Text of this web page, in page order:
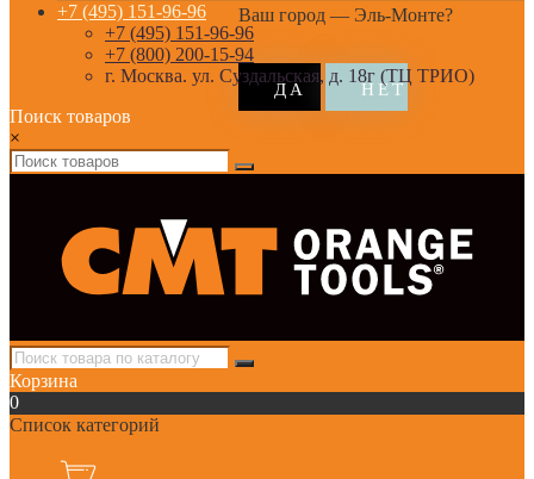
Ваш город — Эль-Монте?
+7 (495) 151-96-96
+7 (495) 151-96-96
+7 (800) 200-15-94
г. Москва. ул. Суздальская, д. 18г (ТЦ ТРИО)
Поиск товаров
×
Корзина
0
Список категорий